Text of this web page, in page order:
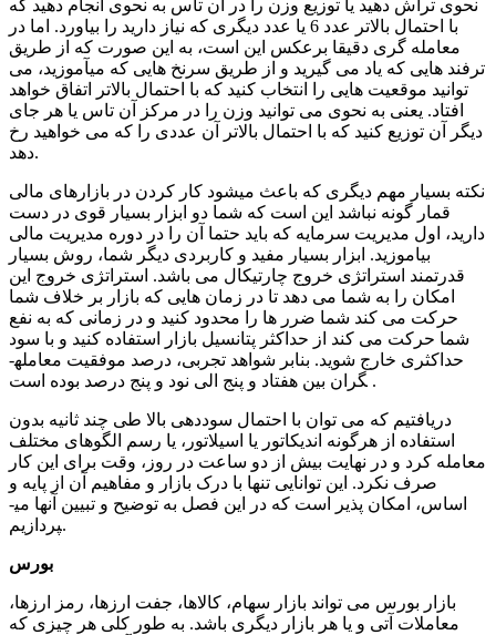
نحوی تراش دهید یا توزیع وزن را در آن تاس به نحوی انجام دهید که
با احتمال بالاتر عدد 6 یا عدد دیگری که نیاز دارید را بیاورد. اما در
معامله گری دقیقا برعکس این است، به این صورت که از طریق
ترفند هایی که یاد می گیرید و از طریق سرنخ هایی که می­آموزید، می
توانید موقعیت هایی را انتخاب کنید که با احتمال بالاتر اتفاق خواهد
افتاد. یعنی به نحوی می توانید وزن را در مرکز آن تاس یا هر جای
دیگر آن توزیع کنید که با احتمال بالاتر آن عددی را که می خواهید رخ
دهد.
نکته بسیار مهم دیگری که باعث می­شود کار کردن در بازارهای مالی
قمار گونه نباشد این است که شما دو ابزار بسیار قوی در دست
دارید، اول مدیریت سرمایه که باید حتما آن را در دوره مدیریت مالی
بیاموزید. ابزار بسیار مفید و کاربردی دیگر شما، روش بسیار
قدرتمند استراتژی خروج چارتیکال می باشد. استراتژی خروج این
امکان را به شما می دهد تا در زمان هایی که بازار بر خلاف شما
حرکت می کند شما ضرر ها را محدود کنید و در زمانی که به نفع
شما حرکت می کند از حداکثر پتانسیل بازار استفاده کنید و با سود
حداکثری خارج شوید. بنابر شواهد تجربی، درصد موفقیت معامله­
گران بین هفتاد و پنج الی نود و پنج درصد بوده است .
دریافتیم که می توان با احتمال سوددهی بالا طی چند ثانیه بدون
استفاده از هرگونه اندیکاتور یا اسیلاتور، یا رسم الگوهای مختلف
معامله کرد و در نهایت بیش از دو ساعت در روز، وقت برای این کار
صرف نکرد. این توانایی تنها با درک بازار و مفاهیم آن از پایه و
اساس، امکان پذیر است که در این فصل به توضیح و تبیین آنها می­
پردازیم.
بورس
بازار بورس می تواند بازار سهام، کالاها، جفت ارزها، رمز ارزها،
معاملات آتی و یا هر بازار دیگری باشد. به طور کلی هر چیزی که